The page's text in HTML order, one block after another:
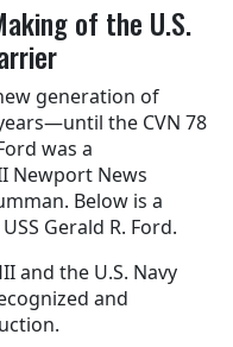
of the U.S.
generation of
the CVN 78
was a
Newport News
Below is a
Gerald R. Ford.
and the U.S. Navy
and